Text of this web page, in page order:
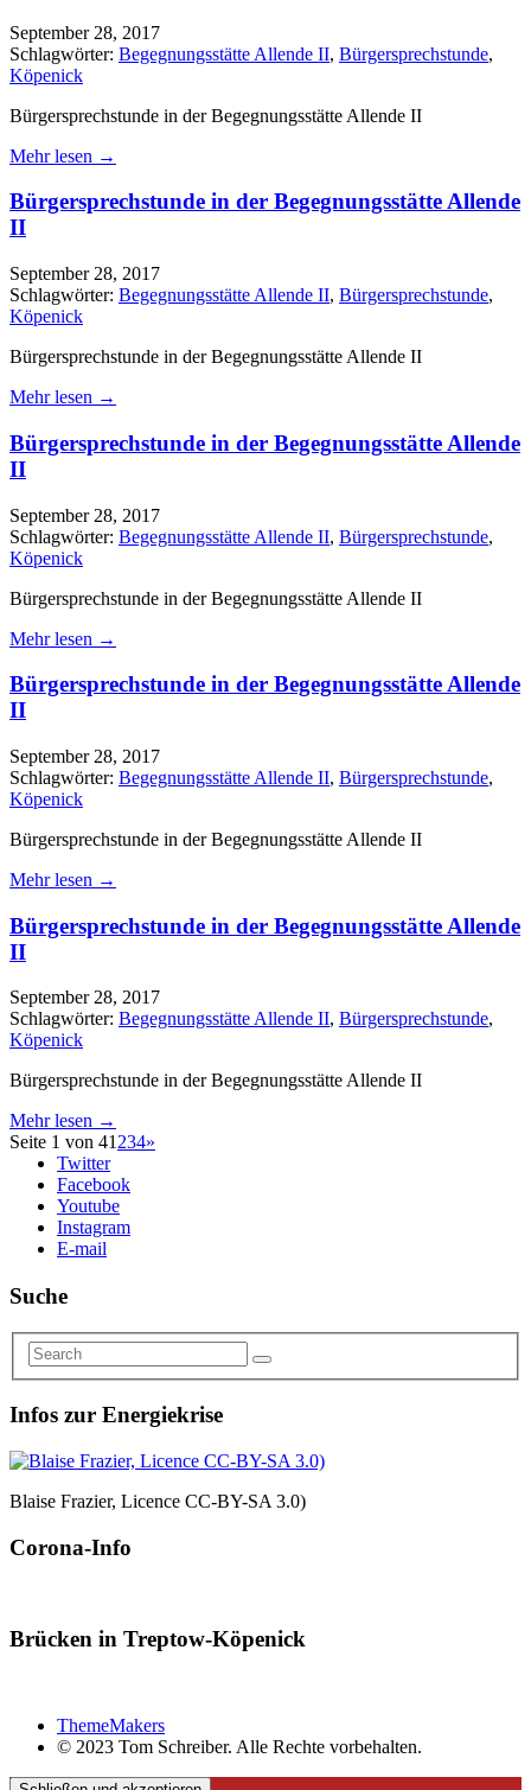
September 28, 2017
Schlagwörter: Begegnungsstätte Allende II, Bürgersprechstunde,
Köpenick
Bürgersprechstunde in der Begegnungsstätte Allende II
Mehr lesen →
Bürgersprechstunde in der Begegnungsstätte Allende
II
September 28, 2017
Schlagwörter: Begegnungsstätte Allende II, Bürgersprechstunde,
Köpenick
Bürgersprechstunde in der Begegnungsstätte Allende II
Mehr lesen →
Bürgersprechstunde in der Begegnungsstätte Allende
II
September 28, 2017
Schlagwörter: Begegnungsstätte Allende II, Bürgersprechstunde,
Köpenick
Bürgersprechstunde in der Begegnungsstätte Allende II
Mehr lesen →
Bürgersprechstunde in der Begegnungsstätte Allende
II
September 28, 2017
Schlagwörter: Begegnungsstätte Allende II, Bürgersprechstunde,
Köpenick
Bürgersprechstunde in der Begegnungsstätte Allende II
Mehr lesen →
Bürgersprechstunde in der Begegnungsstätte Allende
II
September 28, 2017
Schlagwörter: Begegnungsstätte Allende II, Bürgersprechstunde,
Köpenick
Bürgersprechstunde in der Begegnungsstätte Allende II
Mehr lesen →
Seite 1 von 41 234»
Twitter
Facebook
Youtube
Instagram
E-mail
Suche
Infos zur Energiekrise
Blaise Frazier, Licence CC-BY-SA 3.0)
Corona-Info
Brücken in Treptow-Köpenick
ThemeMakers
© 2023 Tom Schreiber. Alle Rechte vorbehalten.